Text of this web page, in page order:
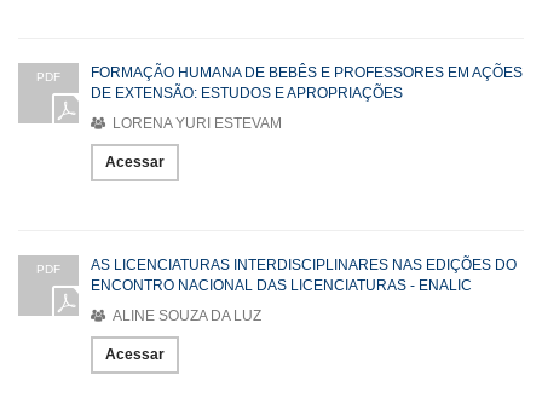
PDF
FORMAÇÃO HUMANA DE BEBÊS E PROFESSORES EM AÇÕES
DE EXTENSÃO: ESTUDOS E APROPRIAÇÕES
LORENA YURI ESTEVAM
Acessar
PDF
AS LICENCIATURAS INTERDISCIPLINARES NAS EDIÇÕES DO
ENCONTRO NACIONAL DAS LICENCIATURAS - ENALIC
ALINE SOUZA DA LUZ
Acessar